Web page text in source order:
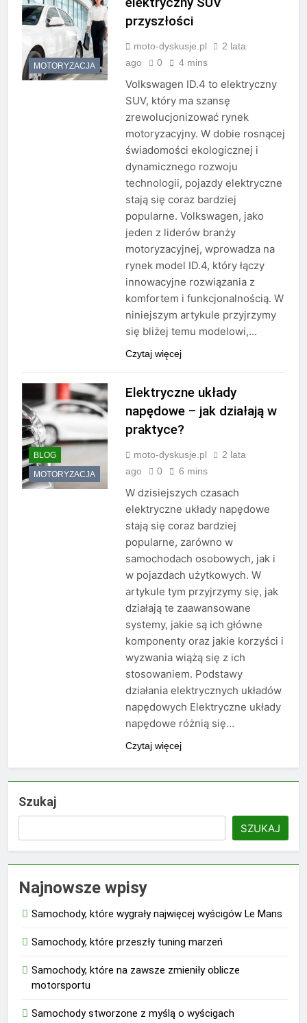
MOTORYZACJA
przyszłości
moto-dyskusje.pl
2 lata
ago
0 4 mins
Volkswagen ID.4 to elektryczny
SUV, który ma szansę
zrewolucjonizować rynek
motoryzacyjny. W dobie rosnącej
świadomości ekologicznej i
dynamicznego rozwoju
technologii, pojazdy elektryczne
stają się coraz bardziej
popularne. Volkswagen, jako
jeden z liderów branży
motoryzacyjnej, wprowadza na
rynek model ID.4, który łączy
innowacyjne rozwiązania z
komfortem i funkcjonalnością. W
niniejszym artykule przyjrzymy
się bliżej temu modelowi,…
Czytaj więcej
BLOG
MOTORYZACJA
Elektryczne układy
napędowe – jak działają w
praktyce?
moto-dyskusje.pl
2 lata
ago
0 6 mins
W dzisiejszych czasach
elektryczne układy napędowe
stają się coraz bardziej
popularne, zarówno w
samochodach osobowych, jak i
w pojazdach użytkowych. W
artykule tym przyjrzymy się, jak
działają te zaawansowane
systemy, jakie są ich główne
komponenty oraz jakie korzyści i
wyzwania wiążą się z ich
stosowaniem. Podstawy
działania elektrycznych układów
napędowych Elektryczne układy
napędowe różnią się…
Czytaj więcej
Szukaj
SZUKAJ
Najnowsze wpisy
Samochody, które wygrały najwięcej wyścigów Le Mans
Samochody, które przeszły tuning marzeń
Samochody, które na zawsze zmieniły oblicze
motorsportu
Samochody stworzone z myślą o wyścigach